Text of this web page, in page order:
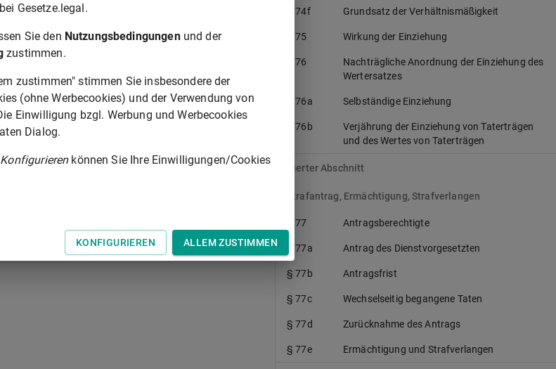
werden.
der Einziehung nach der Maßgabe
dem Täter oder Teilnehmer gehören
Vorschrift über Absatz 1 hinaus
§ 74A
zwischen Normen.
§ 74f Grundsatz der Verhältnismäßigkeit
§ 75 Wirkung der Einziehung
§ 76
Nachträgliche Anordnung der Einziehung des
Wertersatzes
§ 76a Selbständige Einziehung
§ 76b
Verjährung der Einziehung von Taterträgen
und des Wertes von Taterträgen
Vierter Abschnitt
Strafantrag, Ermächtigung, Strafverlangen
§ 77 Antragsberechtigte
§ 77a Antrag des Dienstvorgesetzten
§ 77b Antragsfrist
§ 77c Wechselseitig begangene Taten
§ 77d Zurücknahme des Antrags
§ 77e Ermächtigung und Strafverlangen
Gesetze.legal.
Sie den Nutzungsbedingungenund der
zustimmen.
zustimmen" stimmen Sie insbesondere der
(ohne Werbecookies) und der Verwendung von
Einwilligung bzgl. Werbung und Werbecookies
Dialog.
Konfigurierenkönnen Sie Ihre Einwilligungen/Cookies
KONFIGURIEREN ALLEM ZUSTIMMEN